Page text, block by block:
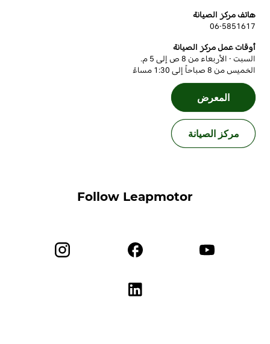
هاتف مركز الصيانة
06-5851617
أوقات عمل مركز الصيانة
السبت - الأربعاء من 8 ص إلى 5 م.
الخميس من 8 صباحاً إلى 1:30 مساءً
المعرض
مركز الصيانة
Follow Leapmotor